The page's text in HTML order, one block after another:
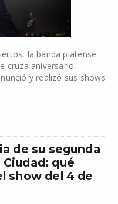
la banda platense
cruza aniversario,
y realizó sus shows
de su segunda
qué
show del 4 de